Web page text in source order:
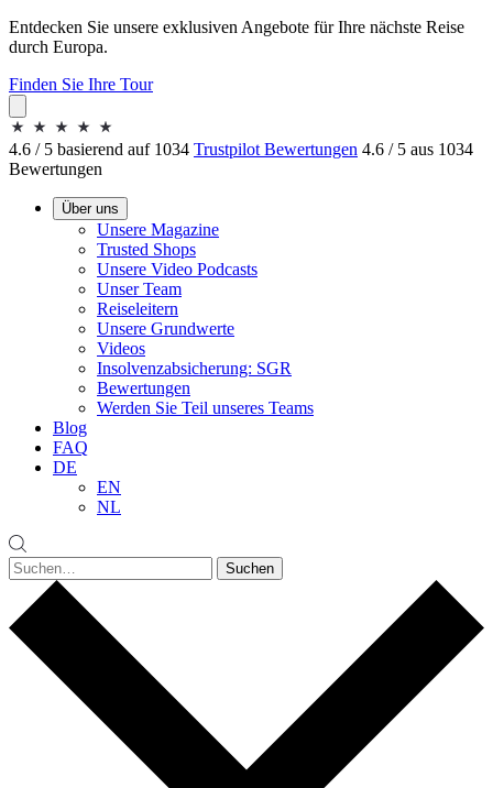
Entdecken Sie unsere exklusiven Angebote für Ihre nächste Reise
durch Europa.
Finden Sie Ihre Tour
4.6 / 5 basierend auf 1034 Trustpilot Bewertungen 4.6 / 5 aus 1034
Bewertungen
Über uns
Unsere Magazine
Trusted Shops
Unsere Video Podcasts
Unser Team
Reiseleitern
Unsere Grundwerte
Videos
Insolvenzabsicherung: SGR
Bewertungen
Werden Sie Teil unseres Teams
Blog
FAQ
DE
EN
NL
Suchen
nach:
Suchen